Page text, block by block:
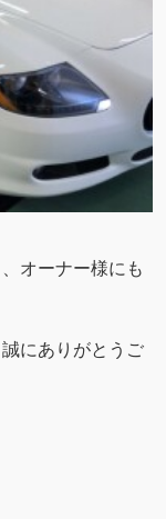
オーナー様にも
にありがとうご